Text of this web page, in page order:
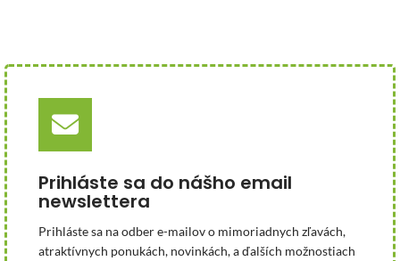
Prihláste sa do nášho email
newslettera
Prihláste sa na odber e-mailov o mimoriadnych zľavách,
atraktívnych ponukách, novinkách, a ďalších možnostiach